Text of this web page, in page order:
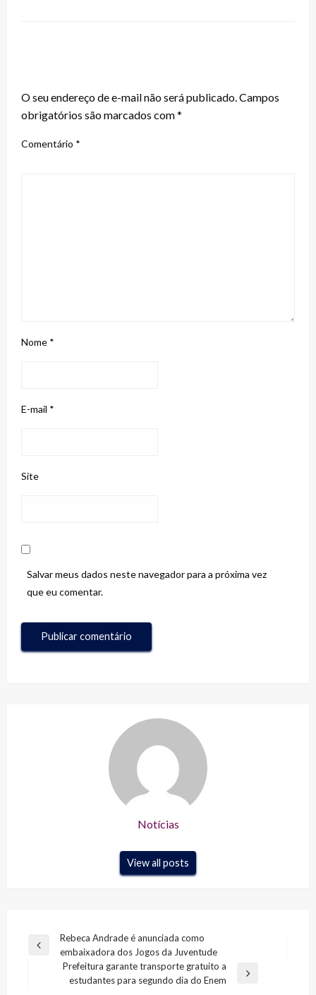
O seu endereço de e-mail não será publicado.Campos
obrigatórios são marcados com*
Comentário *
Nome *
E-mail *
Site
Salvar meus dados neste navegador para a próxima vez
que eu comentar.
Notícias
View all posts
Navegação
Previous
Rebeca Andrade é anunciada como
embaixadora dos Jogos da Juventude
Prefeitura garante transporte gratuito a
estudantes para segundo dia do Enem